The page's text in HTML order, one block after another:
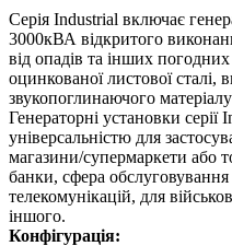
Серія Industrial включає
3000кВА відкритого
від опадів та інших
оцинкованої листової
звукопоглинаючого
Генераторні установки серії
універсальністю для
магазини/супермаркети або
банки, сфера обслуговування
телекомунікацій, для
іншого.
Конфігурація: